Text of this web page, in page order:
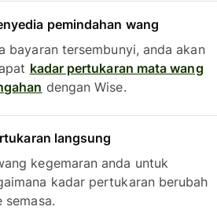
pemindahan wang
bayaran tersembunyi, anda akan
kadar pertukaran mata wang
dengan Wise.
langsung
kegemaran anda untuk
kadar pertukaran berubah
semasa.